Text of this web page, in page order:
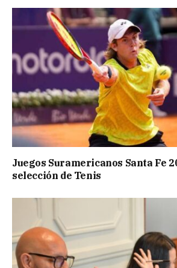
Juegos Suramericanos Santa Fe
selección de Tenis